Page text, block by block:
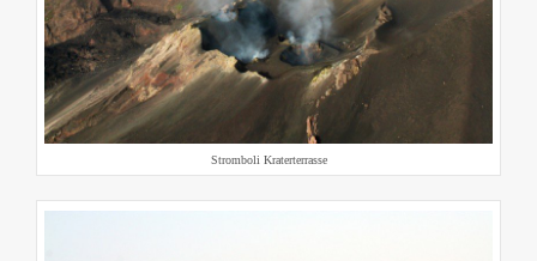
Stromboli Kraterterrasse